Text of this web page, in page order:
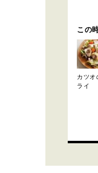
この
カツオ
ライ